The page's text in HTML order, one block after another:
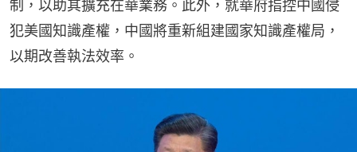
制，以助其擴充在華業務。此外，就華府指控中國侵
犯美國知識產權，中國將重新組建國家知識產權局，
以期改善執法效率。